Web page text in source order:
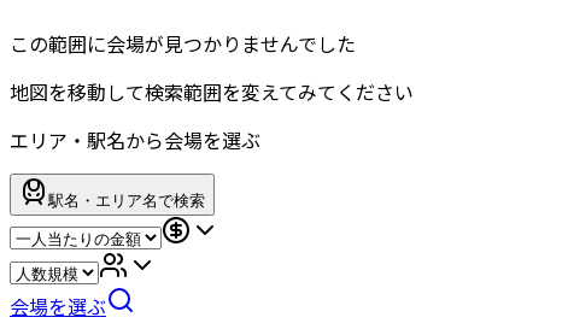
この範囲に会場が見つかりませんでした
地図を移動して検索範囲を変えてみてください
エリア・駅名から会場を選ぶ
駅名・エリア名で検索
会場を選ぶ